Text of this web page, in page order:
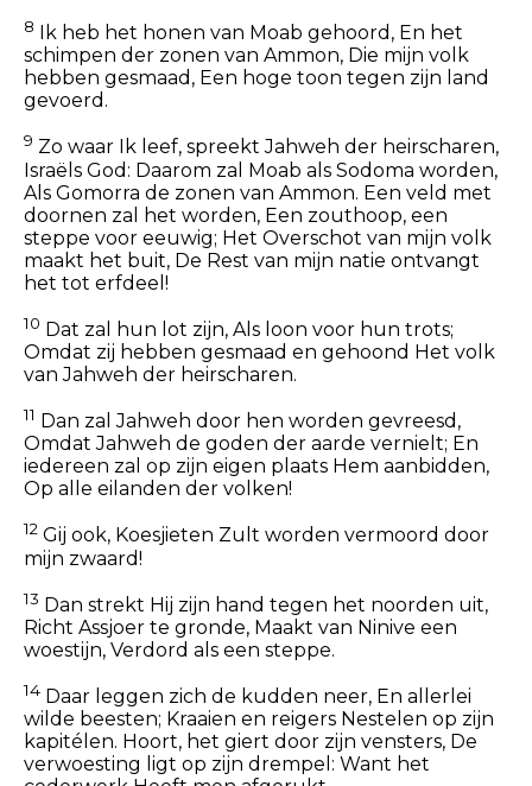
8
Ik heb het honen van Moab gehoord, En het
schimpen der zonen van Ammon, Die mijn volk
hebben gesmaad, Een hoge toon tegen zijn land
gevoerd.
9 Zo waar Ik leef, spreekt Jahweh der heirscharen,
Israëls God: Daarom zal Moab als Sodoma worden,
Als Gomorra de zonen van Ammon. Een veld met
doornen zal het worden, Een zouthoop, een
steppe voor eeuwig; Het Overschot van mijn volk
maakt het buit, De Rest van mijn natie ontvangt
het tot erfdeel!
10 Dat zal hun lot zijn, Als loon voor hun trots;
Omdat zij hebben gesmaad en gehoond Het volk
van Jahweh der heirscharen.
11 Dan zal Jahweh door hen worden gevreesd,
Omdat Jahweh de goden der aarde vernielt; En
iedereen zal op zijn eigen plaats Hem aanbidden,
Op alle eilanden der volken!
12 Gij ook, Koesjieten Zult worden vermoord door
mijn zwaard!
13 Dan strekt Hij zijn hand tegen het noorden uit,
Richt Assjoer te gronde, Maakt van Ninive een
woestijn, Verdord als een steppe.
14 Daar leggen zich de kudden neer, En allerlei
wilde beesten; Kraaien en reigers Nestelen op zijn
kapitélen. Hoort, het giert door zijn vensters, De
verwoesting ligt op zijn drempel: Want het